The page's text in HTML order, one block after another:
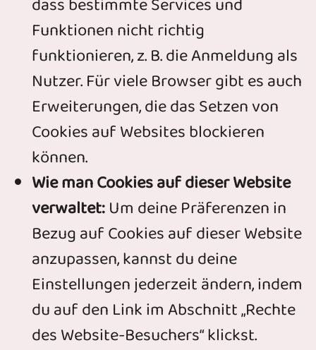
Funktionen nicht richtig
funktionieren, z. B. die Anmeldung als
Nutzer. Für viele Browser gibt es auch
Erweiterungen, die das Setzen von
Cookies auf Websites blockieren
können.
Wie man Cookies auf dieser Website
verwaltet:Um deine Präferenzen in
Bezug auf Cookies auf dieser Website
anzupassen, kannst du deine
Einstellungen jederzeit ändern, indem
du auf den Link im Abschnitt „Rechte
des Website-Besuchers“ klickst.